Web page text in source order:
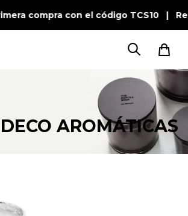
compra con el código TCS10 |
AROMÁTICAS